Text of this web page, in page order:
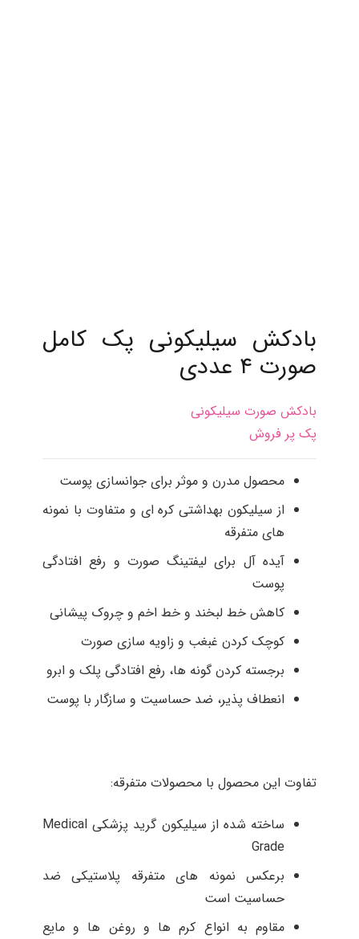
بادکش سیلیکونی پک كامل
صورت ۴ عددی
بادکش صورت سیلیکونی
پک پر فروش
محصول مدرن و موثر برای جوانسازی پوست
از سیلیکون بهداشتی کره ای و متفاوت با نمونه
های متفرقه
آیده آل برای لیفتینگ صورت و رفع افتادگی
پوست
کاهش خط لبخند و خط اخم و چروک پیشانی
کوچک کردن غبغب و زاویه سازی صورت
برجسته کردن گونه ها، رفع افتادگی پلک و ابرو
انعطاف پذیر، ضد حساسیت و سازگار با پوست
تفاوت این محصول با محصولات متفرقه:
ساخته شده از سیلیکون گرید پزشکی Medical
Grade
برعکس نمونه های متفرقه پلاستیکی ضد
حساسیت است
مقاوم به انواع کرم ها و روغن ها و مایع